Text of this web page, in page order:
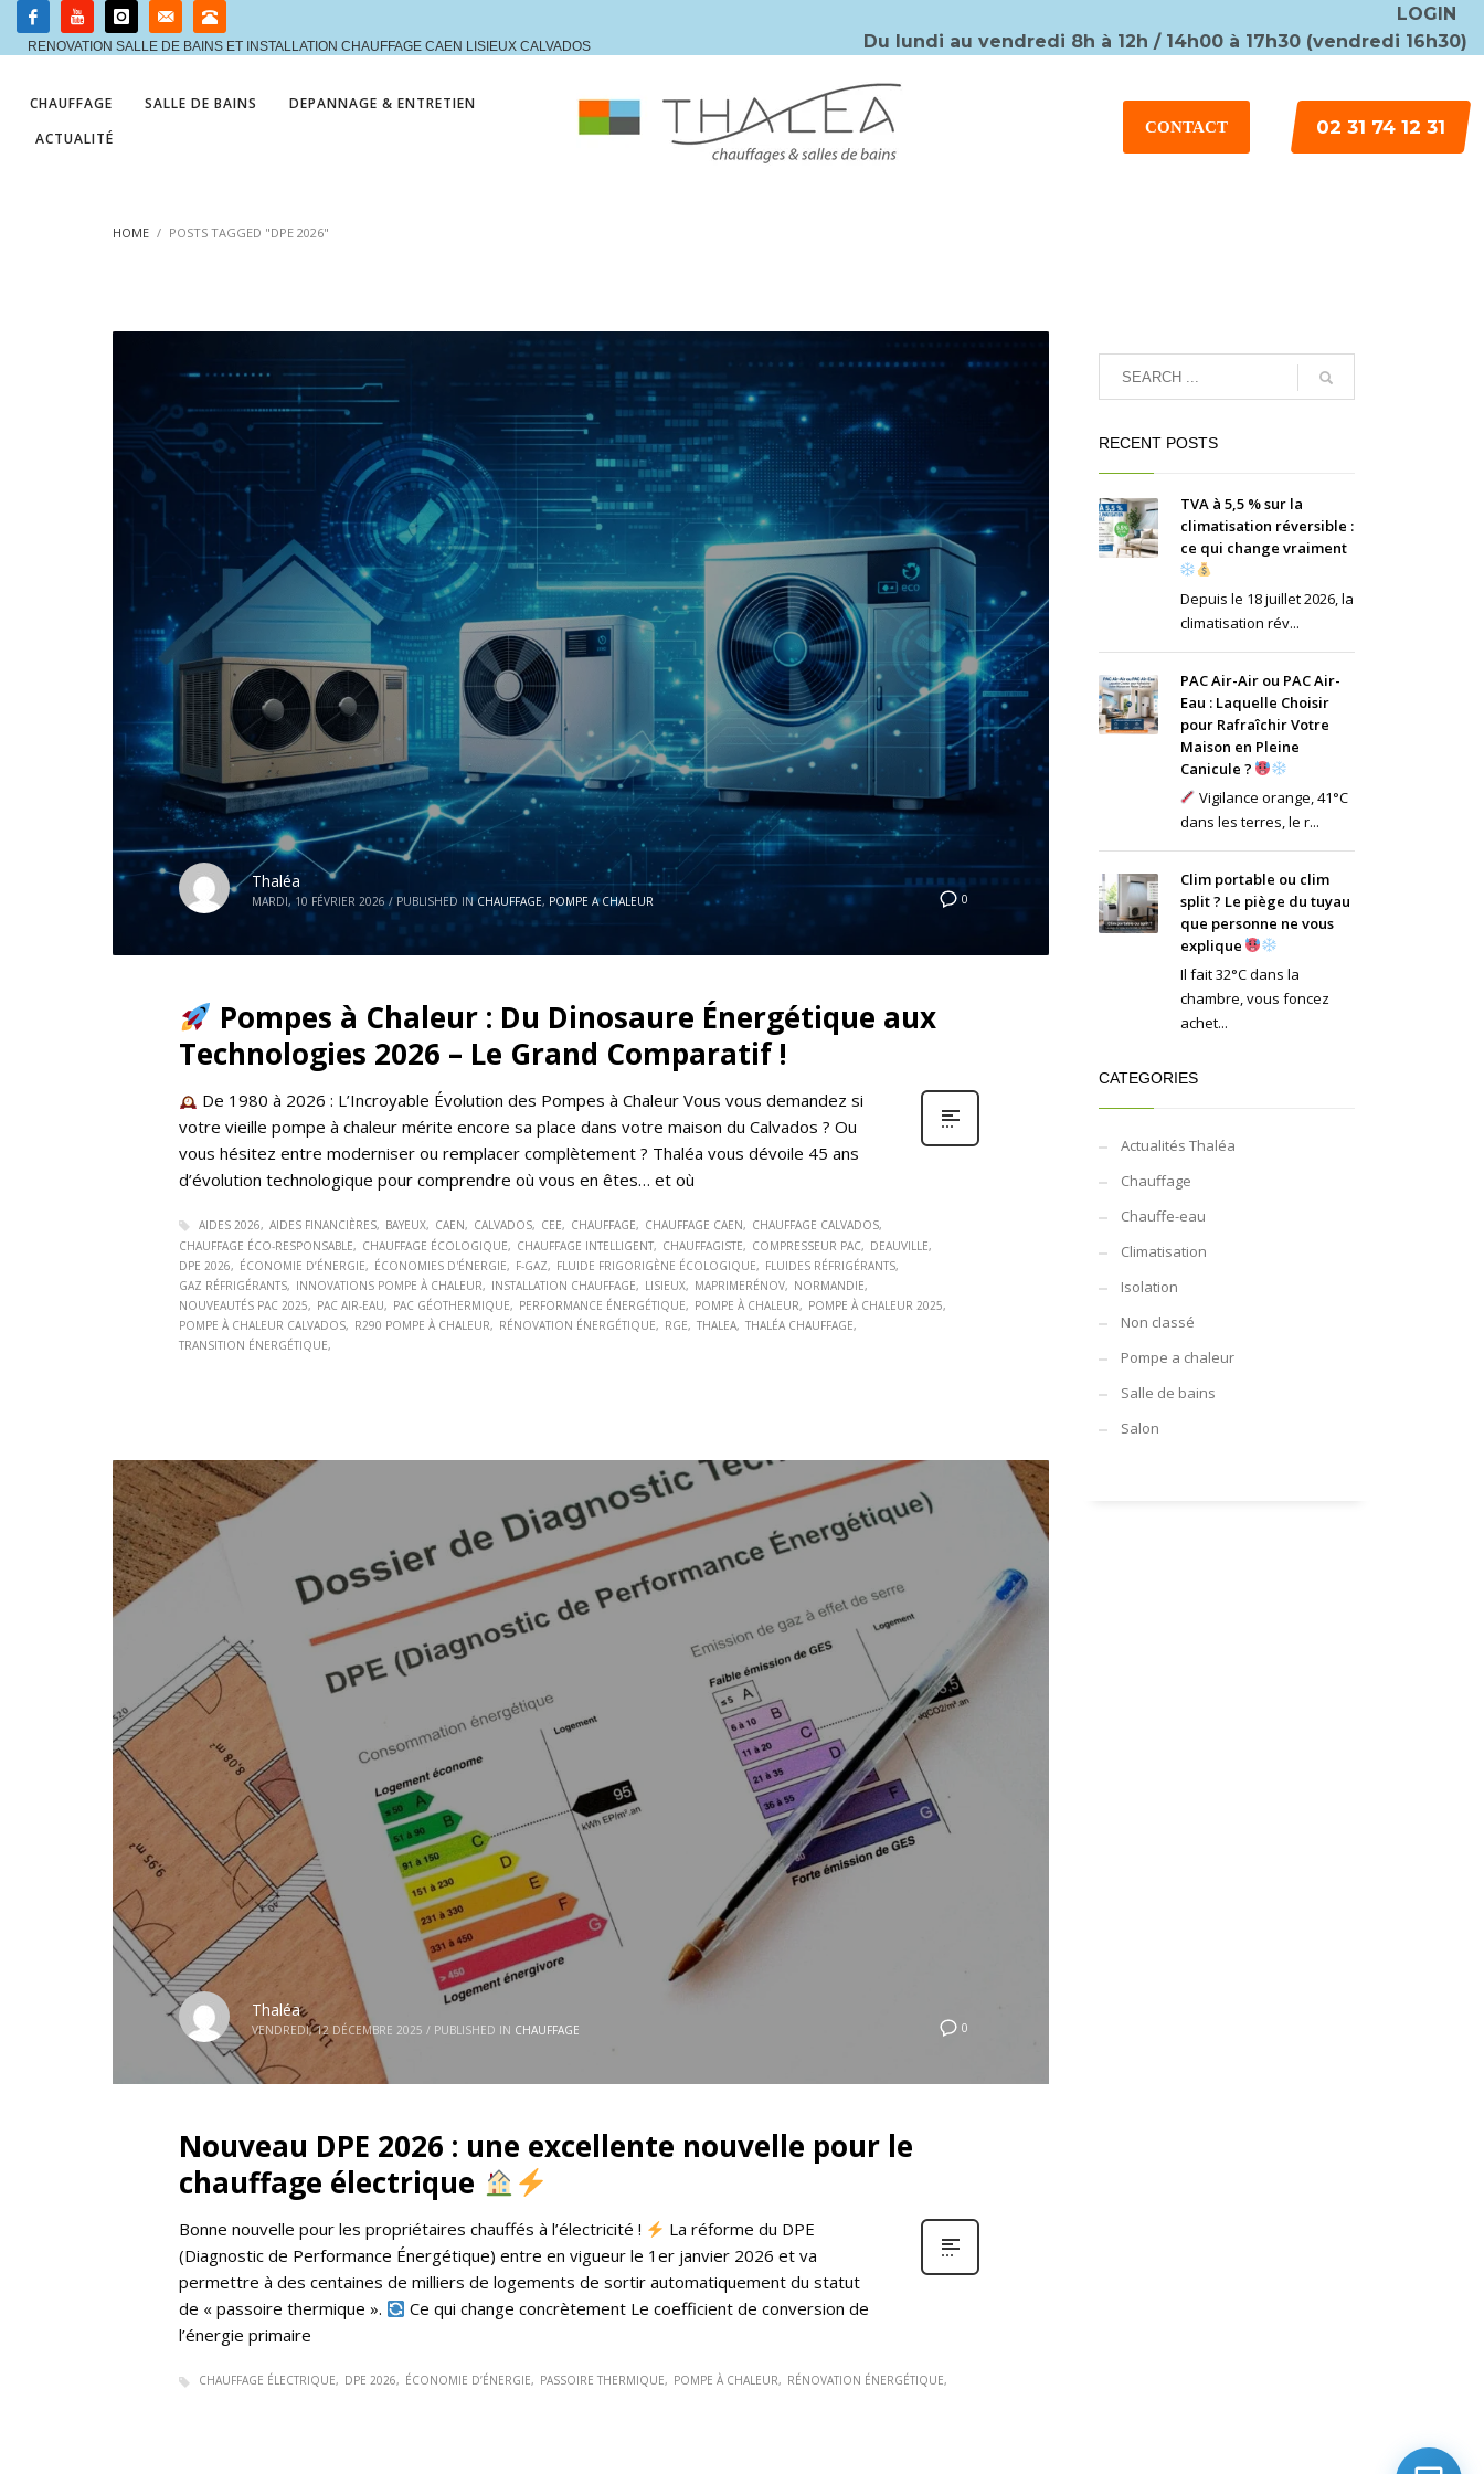
RENOVATION SALLE DE BAINS ET INSTALLATION CHAUFFAGE CAEN LISIEUX CALVADOS
LOGIN
Du lundi au vendredi 8h à 12h / 14h00 à 17h30 (vendredi 16h30)
CHAUFFAGE SALLE DE BAINS
DEPANNAGE & ENTRETIEN
ACTUALITÉ
CONTACT 02 31 74 12 31
HOME POSTS TAGGED "DPE 2026"
0
Thaléa
MARDI, 10 FÉVRIER 2026 / PUBLISHED IN CHAUFFAGE, POMPE A CHALEUR
Pompes à Chaleur : Du Dinosaure Énergétique aux
Technologies 2026 – Le Grand Comparatif !
De 1980 à 2026 : L’Incroyable Évolution des Pompes à Chaleur Vous vous demandez si
votre vieille pompe à chaleur mérite encore sa place dans votre maison du Calvados ? Ou
vous hésitez entre moderniser ou remplacer complètement ? Thaléa vous dévoile 45 ans
d’évolution technologique pour comprendre où vous en êtes… et où
AIDES 2026 AIDES FINANCIÈRES BAYEUX CAEN CALVADOS CEE CHAUFFAGE CHAUFFAGE CAEN
CHAUFFAGE CALVADOS
CHAUFFAGE ÉCO-RESPONSABLE
CHAUFFAGE ÉCOLOGIQUE CHAUFFAGE INTELLIGENT CHAUFFAGISTE COMPRESSEUR PAC
DEAUVILLE
DPE 2026
ÉCONOMIE D’ÉNERGIE ÉCONOMIES D'ÉNERGIE F-GAZ FLUIDE FRIGORIGÈNE ÉCOLOGIQUE
FLUIDES RÉFRIGÉRANTS
GAZ RÉFRIGÉRANTS
INNOVATIONS POMPE À CHALEUR INSTALLATION CHAUFFAGE LISIEUX MAPRIMERÉNOV
NORMANDIE
NOUVEAUTÉS PAC 2025
PAC AIR-EAU PAC GÉOTHERMIQUE PERFORMANCE ÉNERGÉTIQUE POMPE À CHALEUR
POMPE À CHALEUR 2025
POMPE À CHALEUR CALVADOS
R290 POMPE À CHALEUR RÉNOVATION ÉNERGÉTIQUE RGE THALEA THALÉA CHAUFFAGE
TRANSITION ÉNERGÉTIQUE
0
Thaléa
VENDREDI, 12 DÉCEMBRE 2025 / PUBLISHED IN CHAUFFAGE
Nouveau DPE 2026 : une excellente nouvelle pour le
chauffage électrique
Bonne nouvelle pour les propriétaires chauffés à l’électricité !
La réforme du DPE
(Diagnostic de Performance Énergétique) entre en vigueur le 1er janvier 2026 et va
permettre à des centaines de milliers de logements de sortir automatiquement du statut
de « passoire thermique ».
Ce qui change concrètement Le coefficient de conversion de
l’énergie primaire
CHAUFFAGE ÉLECTRIQUE DPE 2026 ÉCONOMIE D’ÉNERGIE PASSOIRE THERMIQUE POMPE À CHALEUR RÉNOVATION ÉNERGÉTIQUE
RECENT POSTS
TVA à 5,5 % sur la
climatisation réversible :
ce qui change vraiment
Depuis le 18 juillet 2026, la
climatisation rév...
PAC Air-Air ou PAC Air-
Eau : Laquelle Choisir
pour Rafraîchir Votre
Maison en Pleine
Canicule ?
Vigilance orange, 41°C
dans les terres, le r...
Clim portable ou clim
split ? Le piège du tuyau
que personne ne vous
explique
Il fait 32°C dans la
chambre, vous foncez
achet...
CATEGORIES
Actualités Thaléa
Chauffage
Chauffe-eau
Climatisation
Isolation
Non classé
Pompe a chaleur
Salle de bains
Salon